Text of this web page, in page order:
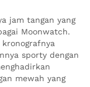
jam tangan yang
Moonwatch.
sporty dengan
mewah yang